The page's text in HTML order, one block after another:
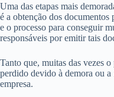
Uma das etapas mais
é a obtenção dos
e o processo para conseguir
responsáveis por emitir tais
Tanto que, muitas das vezes
perdido devido à demora ou
empresa.